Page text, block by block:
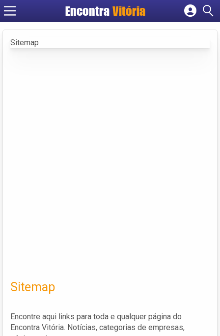
Encontra Vitória
Cadastrar empresa
Criar conta
Sitemap
Sitemap
Encontre aqui links para toda e qualquer página do
Encontra Vitória. Notícias, categorias de empresas,